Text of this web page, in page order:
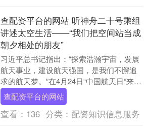
查配资平台的网站 听神舟二十号乘组
讲述太空生活——“我们把空间站当成
朝夕相处的朋友”
习近平总书记指出：“探索浩瀚宇宙，发展
航天事业，建设航天强国，是我们不懈追
求的航天梦。”在4月24日“中国航天日”来临
之际，本版推出特别报道，讲述神舟二十
号乘组....
查配资平台的网站
查看： 136 分类： 配资知识信息服务